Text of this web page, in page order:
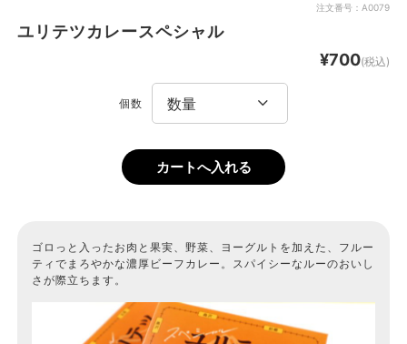
注文番号：A0079
ユリテツカレースペシャル
個数
¥700(税込)
ゴロっと入ったお肉と果実、野菜、ヨーグルトを加えた、フルー
ティでまろやかな濃厚ビーフカレー。スパイシーなルーのおいし
さが際立ちます。